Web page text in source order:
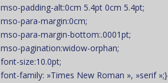
mso-padding-alt:0cm 5.4pt 0cm 5.4pt;
mso-para-margin:0cm;
mso-para-margin-bottom:.0001pt;
mso-pagination:widow-orphan;
font-size:10.0pt;
font-family: »Times New Roman », »serif »;}